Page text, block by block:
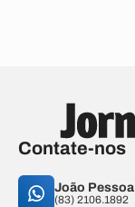
Contate-nos
João Pessoa
(83) 2106.1892